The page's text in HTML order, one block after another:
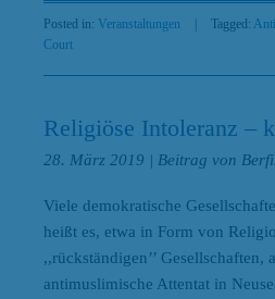
Posted in: Veranstaltungen | Tagged:
Court
Religiöse Intoleranz –
28. März 2019 | Beitrag von
Viele demokratische
heißt es, etwa in Form von
,,rückständigen’’
antimuslimische Attentat in